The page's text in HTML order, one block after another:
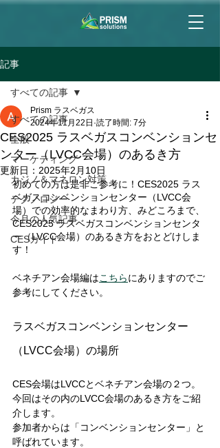
記事
すべての記事
全般
マーケティング
カジノ＆マネロン対策
テクノロジー
今月の人気記事
CESガイド
すべての記事
CES2025 ラスベガスコンベンションセ
ンター（LVCC会場）のあるき方
Prism ラスベガス
2024年11月22日 読了時間: 7分
更新日： 2025年2月10日
初めての方は是非ご参考に！CES2025 ラス
ベガスコンベンションセンター（LVCC会
場）での効率的なまわり方、みどころまで、
CES2025 ラスベガスコンベンションセンタ
ー（LVCC会場）のあるき方をおとどけしま
す！
ベネチアン会場編はこちらにありますのでご
参考にしてください。
ラスベガスコンベンションセンター
（LVCC会場）の場所
CES会場はLVCCとベネチアン会場の２つ。
今回はその内のLVCC会場のあるき方をご紹
介します。
参加者からは「コンベンションセンター」と
呼ばれています。